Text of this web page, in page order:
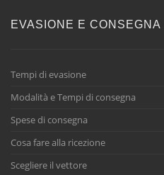
EVASIONE E CONSEGNA
Tempi di evasione
Modalità e Tempi di consegna
Spese di consegna
Cosa fare alla ricezione
Scegliere il vettore